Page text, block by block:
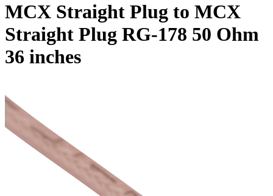
MCX Straight Plug to MCX
Straight Plug RG-178 50 Ohm
36 inches